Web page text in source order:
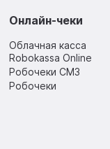
Онлайн-чеки
Облачная касса
Robokassa Online
Робочеки СМЗ
Робочеки